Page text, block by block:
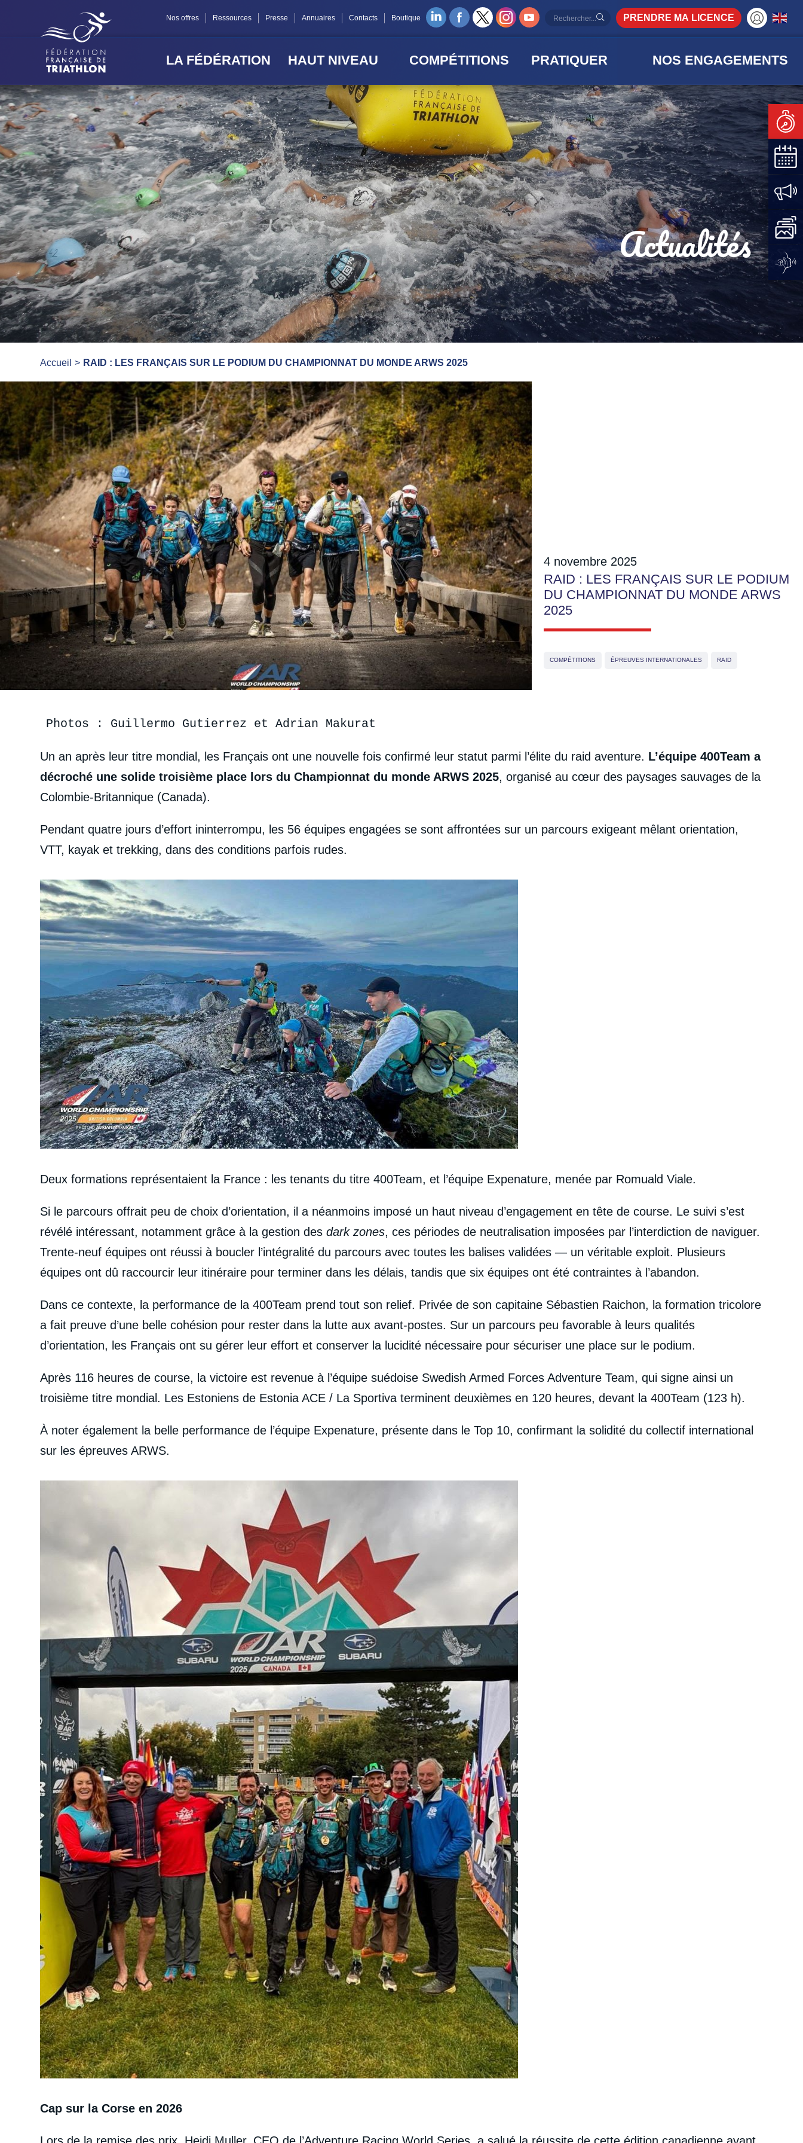
Nos offres Ressources Presse Annuaires Contacts Boutique PRENDRE MA LICENCE
LA FÉDÉRATION HAUT NIVEAU COMPÉTITIONS PRATIQUER NOS ENGAGEMENTS
Actualités
Accueil RAID : LES FRANÇAIS SUR LE PODIUM DU CHAMPIONNAT DU MONDE ARWS 2025
4 novembre 2025
RAID : LES FRANÇAIS SUR LE PODIUM
DU CHAMPIONNAT DU MONDE ARWS
2025
COMPÉTITIONS ÉPREUVES INTERNATIONALES RAID
Photos : Guillermo Gutierrez et Adrian Makurat
Un an après leur titre mondial, les Français ont une nouvelle fois confirmé leur statut parmi l’élite du raid aventure. L’équipe 400Team a
décroché une solide troisième place lors du Championnat du monde ARWS 2025, organisé au cœur des paysages sauvages de la
Colombie-Britannique (Canada).
Pendant quatre jours d’effort ininterrompu, les 56 équipes engagées se sont affrontées sur un parcours exigeant mêlant orientation,
VTT, kayak et trekking, dans des conditions parfois rudes.
Deux formations représentaient la France : les tenants du titre 400Team, et l’équipe Expenature, menée par Romuald Viale.
Si le parcours offrait peu de choix d’orientation, il a néanmoins imposé un haut niveau d’engagement en tête de course. Le suivi s’est
révélé intéressant, notamment grâce à la gestion desdark zones, ces périodes de neutralisation imposées par l’interdiction de naviguer.
Trente-neuf équipes ont réussi à boucler l’intégralité du parcours avec toutes les balises validées — un véritable exploit. Plusieurs
équipes ont dû raccourcir leur itinéraire pour terminer dans les délais, tandis que six équipes ont été contraintes à l’abandon.
Dans ce contexte, la performance de la 400Team prend tout son relief. Privée de son capitaine Sébastien Raichon, la formation tricolore
a fait preuve d’une belle cohésion pour rester dans la lutte aux avant-postes. Sur un parcours peu favorable à leurs qualités
d’orientation, les Français ont su gérer leur effort et conserver la lucidité nécessaire pour sécuriser une place sur le podium.
Après 116 heures de course, la victoire est revenue à l’équipe suédoise Swedish Armed Forces Adventure Team, qui signe ainsi un
troisième titre mondial. Les Estoniens de Estonia ACE / La Sportiva terminent deuxièmes en 120 heures, devant la 400Team (123 h).
À noter également la belle performance de l’équipe Expenature, présente dans le Top 10, confirmant la solidité du collectif international
sur les épreuves ARWS.
Cap sur la Corse en 2026
Panneau de gestion des cookies